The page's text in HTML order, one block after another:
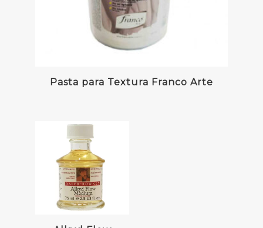
Pasta para Textura Franco Arte